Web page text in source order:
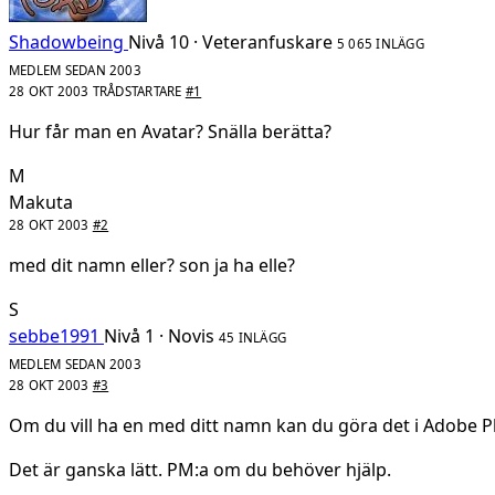
Shadowbeing Nivå 10 · Veteranfuskare 5 065 INLÄGG
MEDLEM SEDAN 2003
28 OKT 2003 TRÅDSTARTARE #1
Hur får man en Avatar?Snälla berätta?
M
Makuta
28 OKT 2003 #2
med dit namn eller? son ja ha elle?
S
sebbe1991 Nivå 1 · Novis 45 INLÄGG
MEDLEM SEDAN 2003
28 OKT 2003 #3
Om du vill ha en med ditt namn kan du göra det i Adobe
Det är ganska lätt. PM:a om du behöver hjälp.